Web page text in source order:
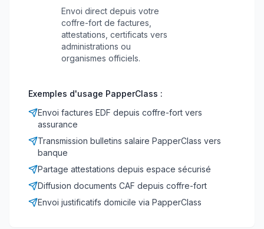
Envoi direct depuis votre
coffre-fort de factures,
attestations, certificats vers
administrations ou
organismes officiels.
Exemples d'usage PapperClass :
Envoi factures EDF depuis coffre-fort vers
assurance
Transmission bulletins salaire PapperClass vers
banque
Partage attestations depuis espace sécurisé
Diffusion documents CAF depuis coffre-fort
Envoi justificatifs domicile via PapperClass